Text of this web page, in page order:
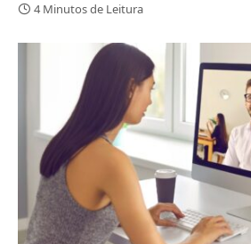
4 Minutos de Leitura